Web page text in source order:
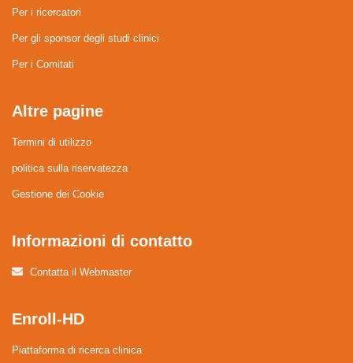
Per i ricercatori
Per gli sponsor degli studi clinici
Per i Comitati
Altre pagine
Termini di utilizzo
politica sulla riservatezza
Gestione dei Cookie
Informazioni di contatto
Contatta il Webmaster
Enroll-HD
Piattaforma di ricerca clinica